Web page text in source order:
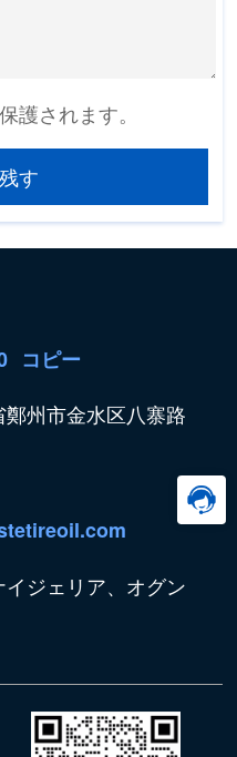
護されます。
す
コピー
州市金水区八寨路
ジェリア、オグン